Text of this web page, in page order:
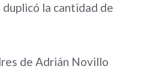
la cantidad de
de Adrián Novillo